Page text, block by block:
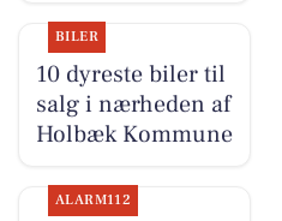
BILER
10 dyreste biler til
salg i nærheden af
Holbæk Kommune
ALARM112